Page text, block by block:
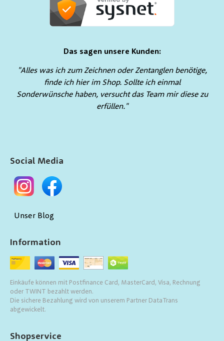
Das sagen unsere Kunden:
"Alles was ich zum Zeichnen oder Zentanglen benötige,
finde ich hier im Shop. Sollte ich einmal
Sonderwünsche haben, versucht das Team mir diese zu
erfüllen."
Shopservice
Information
Einkäufe können mit Postfinance Card, MasterCard, Visa, Rechnung
oder TWINT bezahlt werden.
Die sichere Bezahlung wird von unserem Partner DataTrans
abgewickelt.
Social Media
Unser Blog